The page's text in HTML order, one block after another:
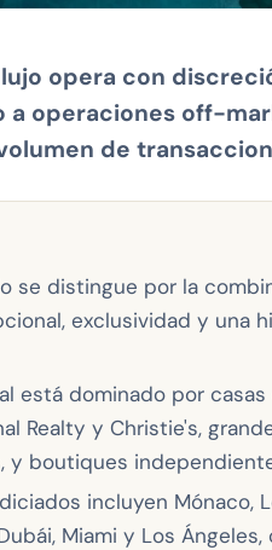
opera con
a operaciones off-
de
se distingue por la
exclusividad y una
está dominado por
Realty y Christie's,
y boutiques
incluyen Mónaco,
Miami y Los